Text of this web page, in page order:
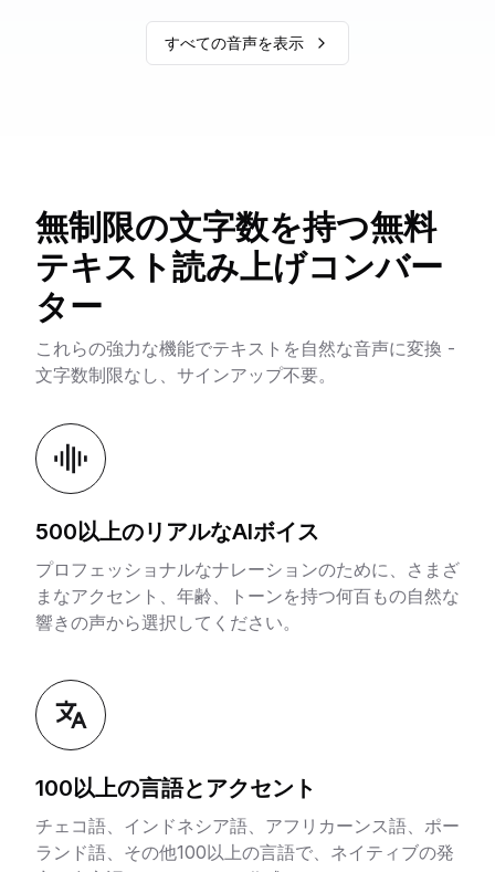
すべての音声を表示
無制限の文字数を持つ無料
テキスト読み上げコンバー
ター
これらの強力な機能でテキストを自然な音声に変換 -
文字数制限なし、サインアップ不要。
500以上のリアルなAIボイス
プロフェッショナルなナレーションのために、さまざ
まなアクセント、年齢、トーンを持つ何百もの自然な
響きの声から選択してください。
100以上の言語とアクセント
チェコ語、インドネシア語、アフリカーンス語、ポー
ランド語、その他100以上の言語で、ネイティブの発